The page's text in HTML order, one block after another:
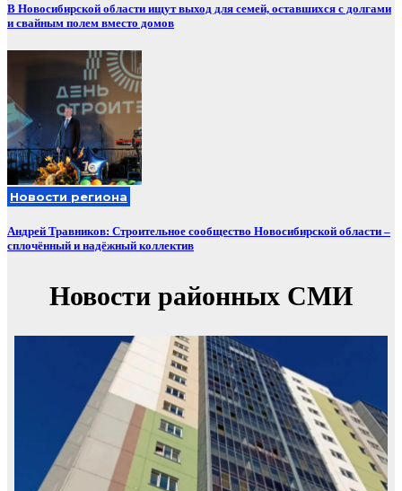
В Новосибирской области ищут выход для семей, оставшихся с долгами
и свайным полем вместо домов
Новости региона
Андрей Травников: Строительное сообщество Новосибирской области –
сплочённый и надёжный коллектив